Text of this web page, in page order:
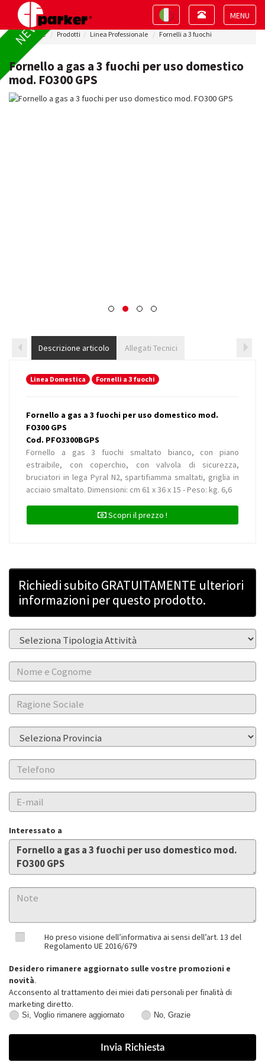
Toggle
Toggle
navigation
Toggle
navigation
Home Prodotti Linea Professionale Fornelli a 3 fuochi
NEW !
Fornello a gas a 3 fuochi per uso domestico
mod. FO300 GPS
Descrizione articolo Allegati Tecnici
Linea Domestica Fornelli a 3 fuochi
Fornello a gas a 3 fuochi per uso domestico mod.
FO300 GPS
Cod. PFO3300BGPS
Fornello a gas 3 fuochi smaltato bianco, con piano
estraibile, con coperchio, con valvola di sicurezza,
bruciatori in lega Pyral N2, spartifiamma smaltati, griglia in
acciaio smaltato. Dimensioni: cm 61 x 36 x 15 - Peso: kg. 6,6
Scopri il prezzo !
Richiedi subito GRATUITAMENTE ulteriori
informazioni per questo prodotto.
Interessato a
Ho preso visione dell’informativa ai sensi dell’art. 13 del
Regolamento UE 2016/679
Desidero rimanere aggiornato sulle vostre promozioni e
novità.
Acconsento al trattamento dei miei dati personali per finalità di
marketing diretto.
Voglio
Si, Voglio rimanere aggiornato
Grazie
No, Grazie